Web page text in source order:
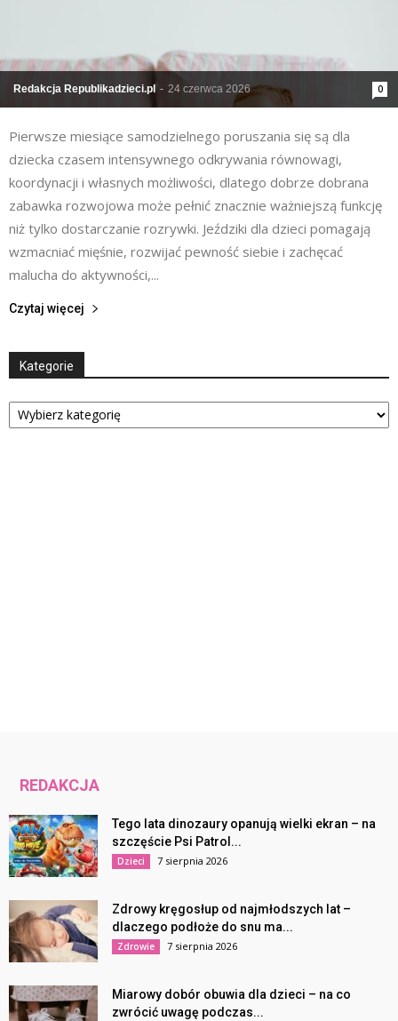
Redakcja Republikadzieci.pl - 24 czerwca 2026 0
Pierwsze miesiące samodzielnego poruszania się są dla
dziecka czasem intensywnego odkrywania równowagi,
koordynacji i własnych możliwości, dlatego dobrze dobrana
zabawka rozwojowa może pełnić znacznie ważniejszą funkcję
niż tylko dostarczanie rozrywki. Jeździki dla dzieci pomagają
wzmacniać mięśnie, rozwijać pewność siebie i zachęcać
malucha do aktywności,...
Czytaj więcej
Kategorie
Kategorie
REDAKCJA
Tego lata dinozaury opanują wielki ekran – na
szczęście Psi Patrol...
Dzieci 7 sierpnia 2026
Zdrowy kręgosłup od najmłodszych lat –
dlaczego podłoże do snu ma...
Zdrowie 7 sierpnia 2026
Miarowy dobór obuwia dla dzieci – na co
zwrócić uwagę podczas...